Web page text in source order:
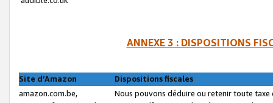
ANNEXE 3 : DISPOSITIONS
Site d’Amazon
Dispositions fiscales
amazon.com.be,
Nous pouvons déduire ou retenir toute